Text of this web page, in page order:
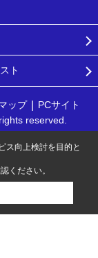
ト
ップ
PCサイト
reserved.
ス向上検討を目的と
ください。